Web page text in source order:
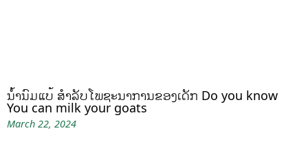
ນໍ້ານົມແບ້ ສຳລັບໂພຊະນາການຂອງເດັກ Do you know
You can milk your goats
March 22, 2024